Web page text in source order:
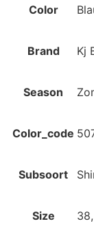
Color
Brand Kj
Season
Color_code
Subsoort
Size